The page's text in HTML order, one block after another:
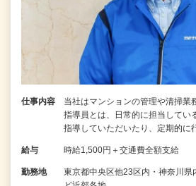
仕事内容
当社はマンションの管理や清掃業
指導員とは、日常的に担当してい
指導していただいたり、定期的
給与 時給1,500円＋交通費全額支給
勤務地
東京都中央区他23区内・神奈川県